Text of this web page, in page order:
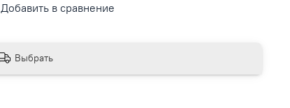
Добавить в сравнение
Выбрать